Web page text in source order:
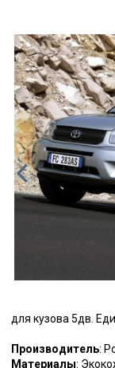
для кузова 5дв.
Производитель:
Материалы: